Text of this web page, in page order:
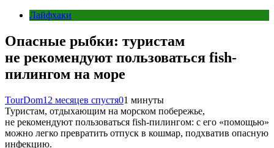
Лайфхаки
Опасные рыбки: туристам
не рекомендуют пользоваться fish-
пилингом на море
TourDom12 месяцев спустя01 минуты
Туристам, отдыхающим на морском побережье,
не рекомендуют пользоваться fish-пилингом: с его «помощью»
можно легко превратить отпуск в кошмар, подхватив опасную
инфекцию.